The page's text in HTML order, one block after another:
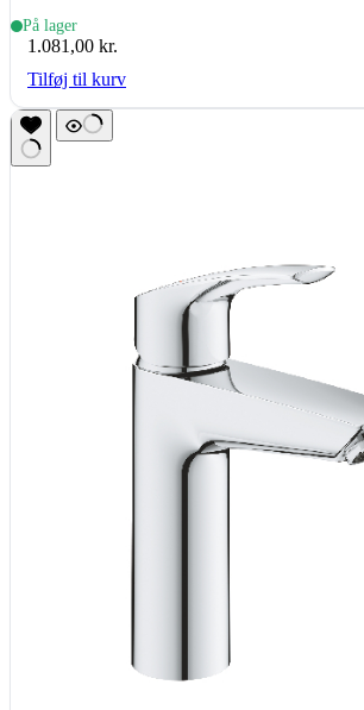
og høj tud, krom
På lager
1.081,00 kr.
Tilføj til kurv